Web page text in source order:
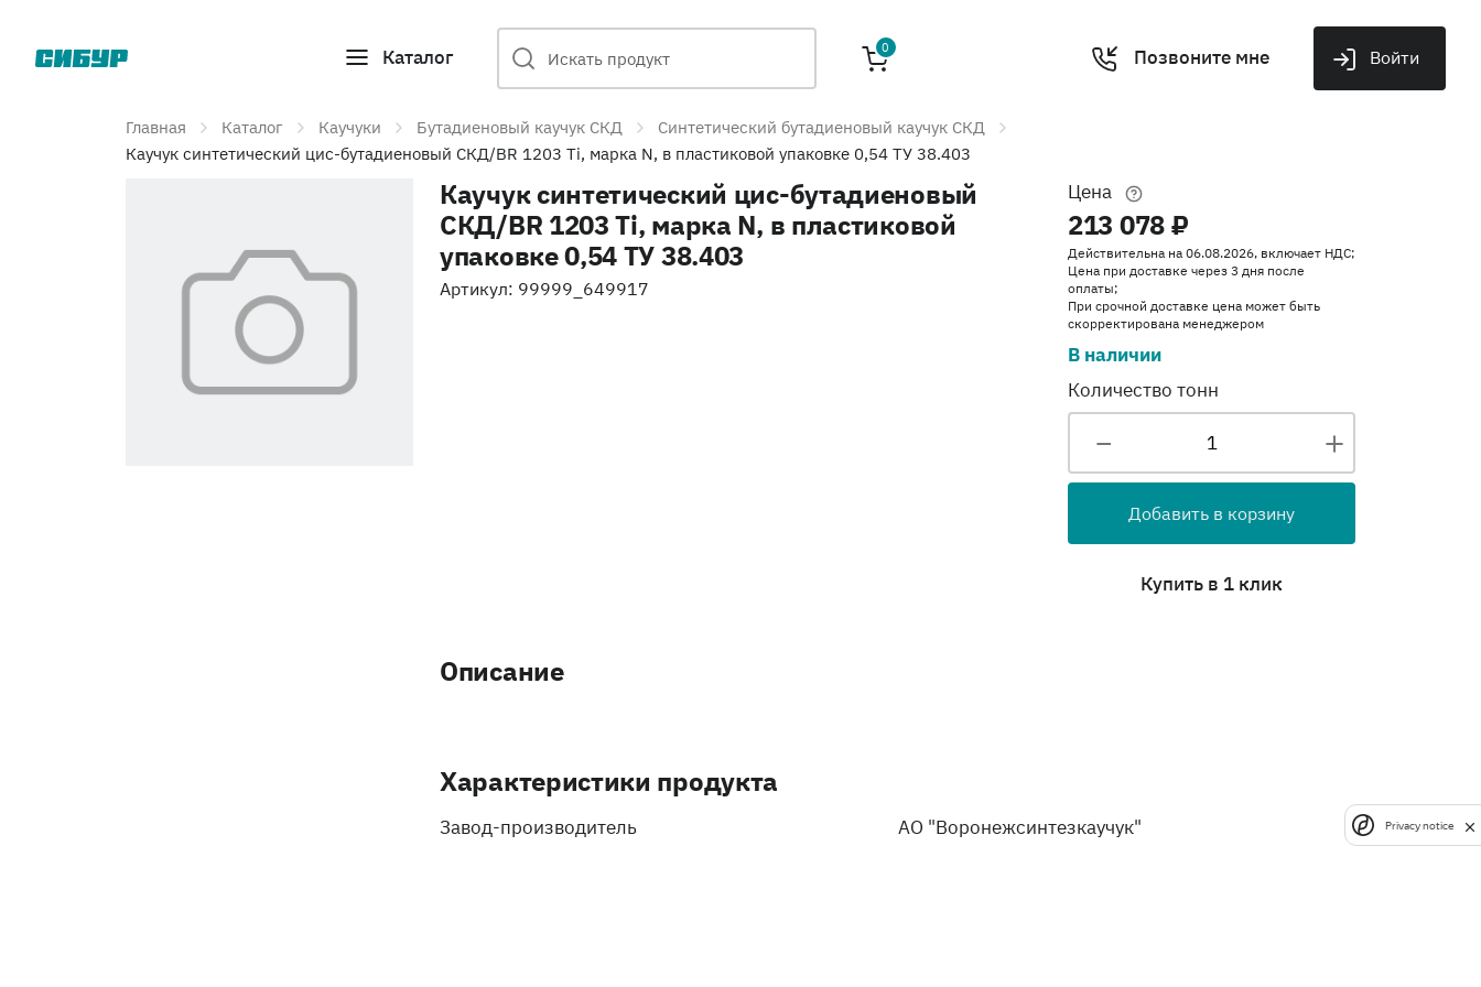
Каталог 0 Позвоните мне Войти
Главная Каталог Каучуки Бутадиеновый каучук СКД
Синтетический бутадиеновый каучук СКД
Каучук синтетический цис-бутадиеновый СКД/BR 1203 Ti, марка N, в пластиковой упаковке 0,54 ТУ 38.403
Каучук синтетический цис-бутадиеновый
СКД/BR 1203 Ti, марка N, в пластиковой
упаковке 0,54 ТУ 38.403
Артикул: 99999_649917
Цена
213 078 ₽
Действительна на 06.08.2026, включает НДС;
Цена при доставке через 3 дня после
оплаты;
При срочной доставке цена может быть
скорректирована менеджером
В наличии
Количество тонн
Добавить в корзину
Купить в 1 клик
Описание
Характеристики продукта
Завод-производитель АО "Воронежсинтезкаучук" Privacy notice